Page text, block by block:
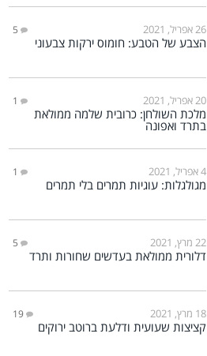
26 אפריל, 2021 5
הצבע של הטבע: חומוס ירקות צבעוני
20 אפריל, 2021 1
מלכת השולחן: כרובית שלמה ממולאת
בתרד ואפונה
4 אפריל, 2021 1
מגולגלות: עוגיות תמרים בלי תמרים
22 מרץ, 2021 5
דלורית ממולאת בעדשים שחורות ותרד
18 מרץ, 2021 19
קציצות שעועית ודלעת ברוטב ירוקים